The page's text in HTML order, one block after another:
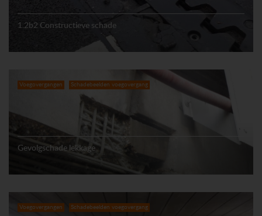
1.2b2 Constructieve schade
Voegovergangen Schadebeelden voegovergang
Gevolgschade lekkage
Voegovergangen Schadebeelden voegovergang